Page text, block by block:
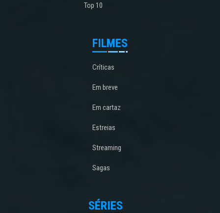
Top 10
FILMES
Críticas
Em breve
Em cartaz
Estreias
Streaming
Sagas
SÉRIES